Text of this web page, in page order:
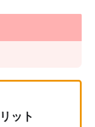
ット